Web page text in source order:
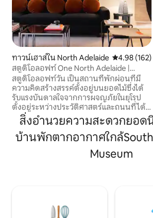
ทาวน์เฮาส์ใน North Adelaide คะแนนเฉลี่ย
4.98 (162)
สตูดิโอลอฟท์ One North Adelaide |
Giddy, On Arrival
สตูดิโอลอฟท์วัน เป็นสถานที่พักผ่อนที่มี
ความคิดสร้างสรรค์ตั้งอยู่บนยอดไม้ซึ่งได้
รับแรงบันดาลใจจากการผจญภัยในยุโรป
ตั้งอยู่ระหว่างประวัติศาสตร์และถนนที่ได้
รับการตกแต่งอย่างสวยงามเป็นการเข้าพัก
และการเล่นไวน์และการรับประทานอาหาร
ที่สมบูรณ์แบบซึ่งเป็นสถานที่ศักดิ์สิทธิ์ที่จะ
ได้สัมผัสกับทุกสิ่งที่ SA มีให้ รับประทาน
อาหารกลางแจ้งแกว่งตัวบนระเบียงดาดฟ้า
สิ่งอำนวยความสะดวกยอด
บ้านพักตากอากาศใกล้
Museum